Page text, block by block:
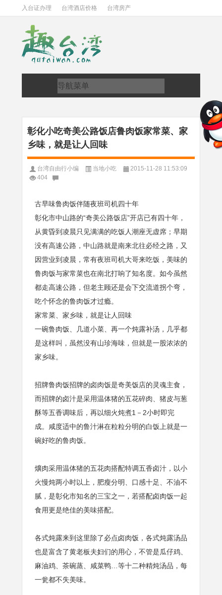
入台证办理 台湾酒店价格 台湾房产
彰化小吃奇美公路饭店鲁肉饭家常菜、家
乡味，就是让人回味
台湾自由行小编 当地小吃
2015-11-28 11:53:09
404
古早味鲁肉饭伴随夜班司机四十年
彰化市中山路的“奇美公路饭店”开店已有四十年，
从黄昏到凌晨只见满满的吃饭人潮座无虚席；早期
没有高速公路，中山路就是南来北往必经之路，又
因营业到凌晨，常有夜班司机大哥来吃饭，美味的
鲁肉饭与家常菜也在南北打响了知名度。如今虽然
都走高速公路，但老主顾还是会下交流道拐个弯，
吃个怀念的鲁肉饭才过瘾。
家常菜、家乡味，就是让人回味
一碗鲁肉饭、几道小菜、再一个炖露补汤，几乎都
是这样叫，虽然没有山珍海味，但就是一股浓浓的
家乡味。
招牌鲁肉饭招牌的卤肉饭是奇美饭店的灵魂主食，
而招牌的卤汁是采用温体猪的五花碎肉、猪皮与葱
酥等五香调味后，再以细火炖煮1－2小时即完
成。咸度适中的鲁汁淋在粒粒分明的白饭上就是一
碗好吃的鲁肉饭。
爌肉采用温体猪的五花肉搭配特调五香卤汁，以小
火慢炖两小时以上，肥瘦分明、口感十足、不油不
腻，是彰化市知名的三宝之一，若搭配卤肉饭一起
食用更是绝佳的美味搭配。
各式炖露来到这里除了必点卤肉饭，各式炖露汤品
也是富含了黄老板夫妇们的用心，不管是瓜仔鸡、
麻油鸡、茶碗蒸、咸菜鸭…等十二种精炖汤品，每
一瓮都不失美味。